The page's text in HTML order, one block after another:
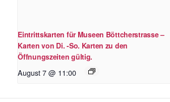
Eintrittskarten für Museen Böttcherstrasse –
Karten von Di. -So. Karten zu den
Öffnungszeiten gültig.
August 7 @ 11:00